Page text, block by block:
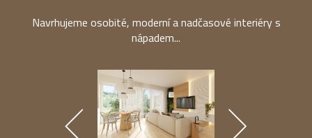
Navrhujeme osobité, moderní a nadčasové interiéry s
nápadem...